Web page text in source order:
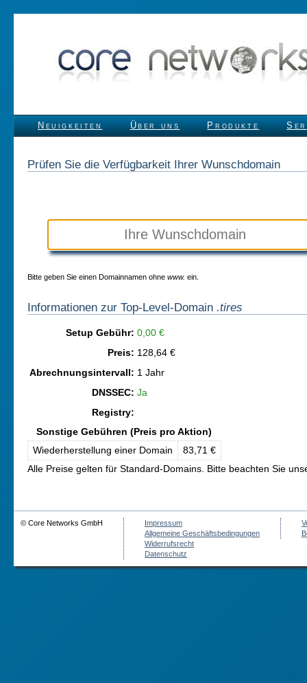
Neuigkeiten Über uns Produkte
Prüfen Sie die Verfügbarkeit Ihrer Wunschdomain
Bitte geben Sie einen Domainnamen ohne www. ein.
Informationen zur Top-Level-Domain .tires
Setup Gebühr: 0,00 €
Preis: 128,64 €
Abrechnungsintervall: 1 Jahr
DNSSEC: Ja
Registry:
Sonstige Gebühren (Preis pro Aktion)
Wiederherstellung einer Domain
83,71 €
Alle Preise gelten für Standard-Domains. Bitte beachten Sie
© Core Networks GmbH
Impressum
Allgemeine Geschäftsbedingungen
Widerrufsrecht
Datenschutz